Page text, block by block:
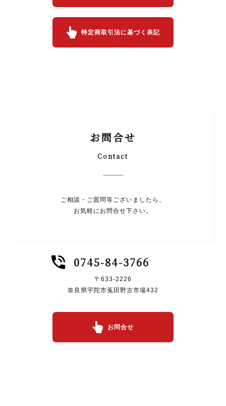
特定商取引法に基づく表記
お問合せ
Contact
ご相談・ご質問等ございましたら、
お気軽にお問合せ下さい。
0745-84-3766
〒633-2226
奈良県宇陀市菟田野古市場432
お問合せ